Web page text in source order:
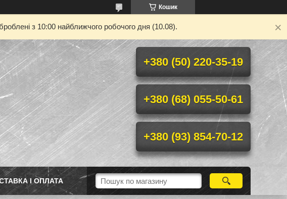
Кошик
з 10:00 найближчого робочого дня (10.08).
+380 (50) 220-35-19
+380 (68) 055-50-61
+380 (93) 854-70-12
І ОПЛАТА